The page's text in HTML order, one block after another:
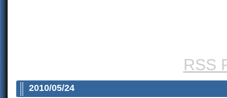
RSS
2010/05/24